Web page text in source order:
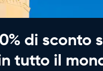
di sconto
tutto il